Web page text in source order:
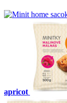
apricot